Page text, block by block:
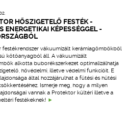
HŐSZIGETELŐ FESTÉK -
ENERGETIKAI KÉPESSÉGGEL -
festékrendszer vákuumizált kerámiagömbökből
kötőanyagból áll. A vákuumizált
alkotta buborékszerkezet optimalizálhatja
hővédelmi, illetve védelmi funkcióit. E
által hozzájárulhat a fűtési és hűtési
Ismerje meg, hogy a milyen
vannak a Protektor kültéri illetve a
festékeknek!